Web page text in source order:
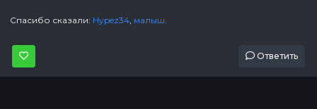
Спасибо сказали: Hypez34, малыш.
Ответить